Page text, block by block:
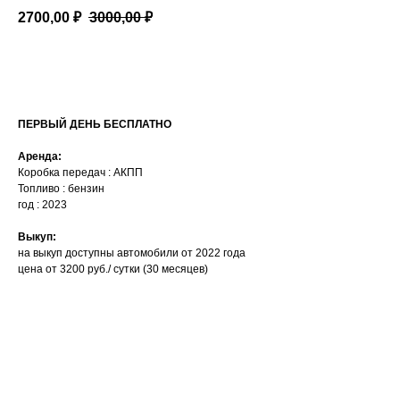
2700,00 ₽ 3000,00 ₽
ПЕРВЫЙ ДЕНЬ БЕСПЛАТНО
Аренда:
Коробка передач : АКПП
Топливо : бензин
год : 2023
Выкуп:
на выкуп доступны автомобили от 2022 года
цена от 3200 руб./ сутки (30 месяцев)